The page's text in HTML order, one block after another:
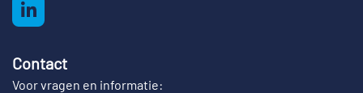
Contact
Voor vragen en informatie: